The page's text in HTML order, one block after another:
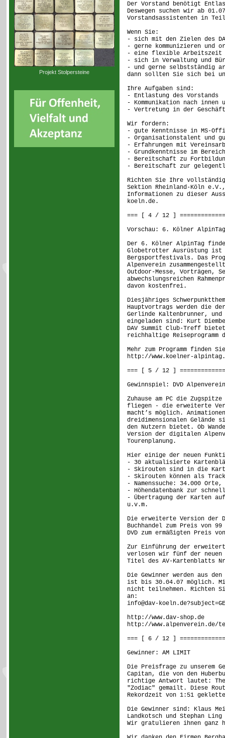
Projekt Stolpersteine
Der Vorstand benötigt
Deswegen suchen wir ab
Vorstandsassistenten in
Wenn Sie:
- sich mit den Zielen des
- gerne kommunizieren und
- eine flexible Arbeitszeit
- sich in Verwaltung und
- und gerne selbstständig
dann sollten Sie sich bei
Ihre Aufgaben sind:
- Entlastung des Vorstands
- Kommunikation nach innen
- Vertretung in der
Wir fordern:
- gute Kenntnisse in MS-
- Organisationstalent und
- Erfahrungen mit
- Grundkenntnisse im
- Bereitschaft zu
- Bereitschaft zur
Richten Sie Ihre
Sektion Rheinland-Köln
Informationen zu dieser
koeln.de.
=== [ 4 / 12 ]
Vorschau: 6. Kölner AlpinTag
Der 6. Kölner AlpinTag
Globetrotter Ausrüstung ist
Bergsportfestivals. Das
Alpenverein
Outdoor-Messe, Vorträgen,
abwechslungsreichen
davon kostenfrei.
Diesjähriges
Hauptvortrags werden die
Gerlinde Kaltenbrunner,
eingeladen sind: Kurt
DAV Summit Club-Treff
reichhaltige Reiseprogramm
Mehr zum Programm finden
http://www.koelner-
=== [ 5 / 12 ]
Gewinnspiel: DVD
Zuhause am PC die
fliegen - die erweiterte
macht’s möglich.
dreidimensionalen Gelände
den Nutzern bietet. Ob
Version der digitalen
Tourenplanung.
Hier einige der neuen
- 30 aktualisierte
- Skirouten sind in die
- Skirouten können als Track
- Namenssuche: 34.000
- Höhendatenbank zur
- Übertragung der Karten auf
u.v.m.
Die erweiterte Version der
Buchhandel zum Preis von
DVD zum ermäßigten Preis
Zur Einführung der
verlosen wir fünf der
Titel des AV-Kartenblatts
Die Gewinner werden aus
ist bis 30.04.07 möglich.
nicht teilnehmen. Richten
an:
info@dav-
http://www.dav-shop.de
http://www.alpenverein.de/
=== [ 6 / 12 ]
Gewinner: AM LIMIT
Die Preisfrage zu unserem
Capitan, die von den
richtige Antwort lautet: The
"Zodiac" gemailt. Diese
Rekordzeit von 1:51
Die Gewinner sind: Klaus
Landkotsch und Stephan
Wir gratulieren ihnen ganz